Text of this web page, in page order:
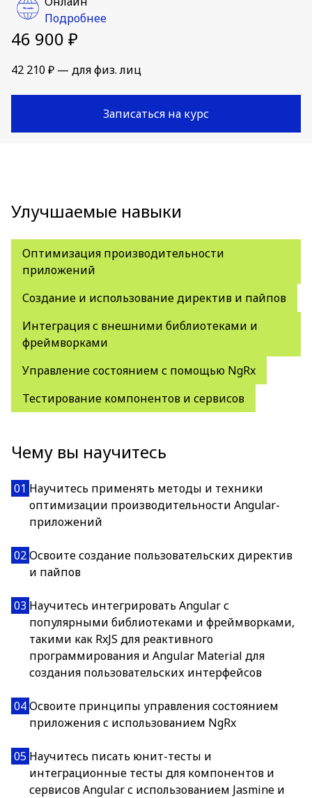
Подробнее
46 900 ₽
42 210 ₽ — для физ. лиц
Записаться на курс
Улучшаемые навыки
Оптимизация производительности
приложений
Создание и использование директив и пайпов
Интеграция с внешними библиотеками и
фреймворками
Управление состоянием с помощью NgRx
Тестирование компонентов и сервисов
Чему вы научитесь
01 Научитесь применять методы и техники
оптимизации производительности Angular-
приложений
02Освоите создание пользовательских директив
и пайпов
03 Научитесь интегрировать Angular с
популярными библиотеками и фреймворками,
такими как RxJS для реактивного
программирования и Angular Material для
создания пользовательских интерфейсов
04Освоите принципы управления состоянием
приложения с использованием NgRx
05 Научитесь писать юнит-тесты и
интеграционные тесты для компонентов и
сервисов Angular с использованием Jasmine и